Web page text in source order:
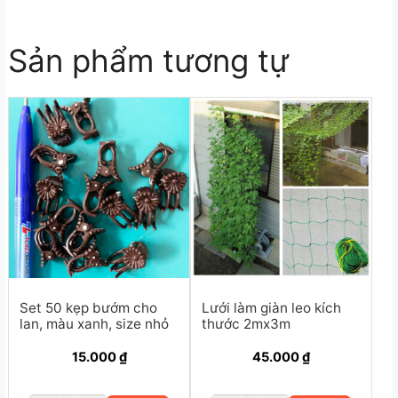
Sản phẩm tương tự
Set 50 kẹp bướm cho
lan, màu xanh, size nhỏ
15.000₫
Lưới làm giàn leo kích
thước 2mx3m
45.000₫